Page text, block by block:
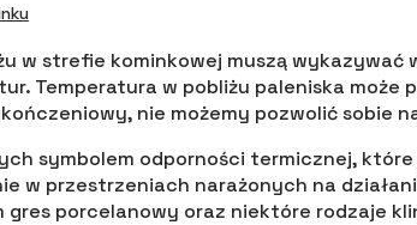
w strefie kominkowej muszą wykazywać
Temperatura w pobliżu paleniska może
nie możemy pozwolić sobie
symbolem odporności termicznej,
w przestrzeniach narażonych na
porcelanowy oraz niektóre rodzaje